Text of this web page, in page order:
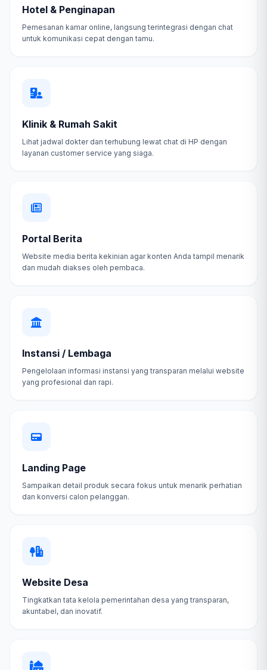
Hotel & Penginapan
Pemesanan kamar online, langsung terintegrasi dengan chat
untuk komunikasi cepat dengan tamu.
Klinik & Rumah Sakit
Lihat jadwal dokter dan terhubung lewat chat di HP dengan
layanan customer service yang siaga.
Portal Berita
Website media berita kekinian agar konten Anda tampil menarik
dan mudah diakses oleh pembaca.
Instansi / Lembaga
Pengelolaan informasi instansi yang transparan melalui website
yang profesional dan rapi.
Landing Page
Sampaikan detail produk secara fokus untuk menarik perhatian
dan konversi calon pelanggan.
Website Desa
Tingkatkan tata kelola pemerintahan desa yang transparan,
akuntabel, dan inovatif.